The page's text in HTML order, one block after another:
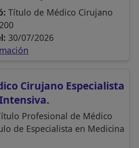
Título de Médico Cirujano
30/07/2026
Cirujano Especialista
Profesional de Médico
de Especialista en Medicina